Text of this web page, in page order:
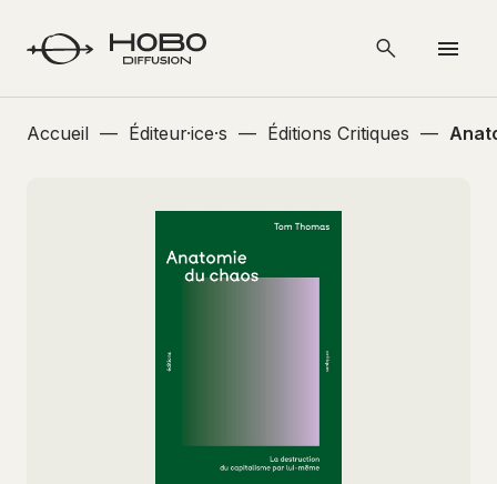
Accueil — Éditeur·ice·s — Éditions Critiques —